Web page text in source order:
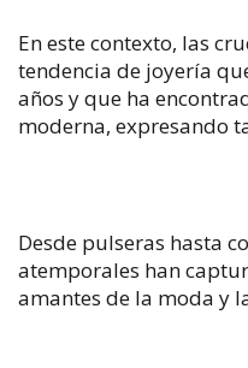
En este contexto, las
tendencia de joyería
años y que ha
moderna, expresando
Desde pulseras hasta
atemporales han
amantes de la moda y